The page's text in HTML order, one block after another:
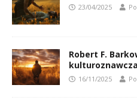
23/04/2025
Robert F.
kulturoznawcza
16/11/2025